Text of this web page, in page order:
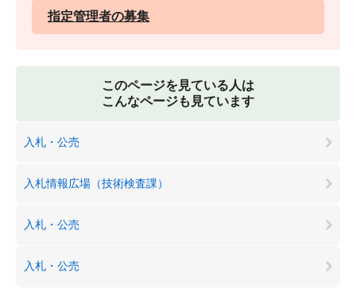
指定管理者の募集
このページを見ている人は
こんなページも見ています
入札・公売
入札情報広場（技術検査課）
入札・公売
入札・公売